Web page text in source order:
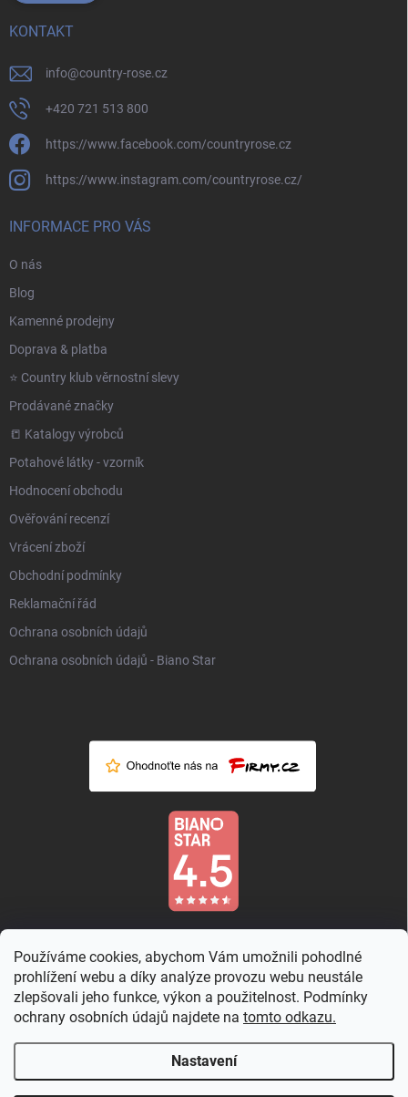
Používáme cookies, abychom Vám umožnili pohodlné
prohlížení webu a díky analýze provozu webu neustále
zlepšovali jeho funkce, výkon a použitelnost. Podmínky
ochrany osobních údajů najdete na tomto odkazu.
Nastavení
KONTAKT
info@country-rose.cz
+420 721 513 800
https://www.facebook.com/countryrose.cz
https://www.instagram.com/countryrose.cz/
INFORMACE PRO VÁS
O nás
Blog
Kamenné prodejny
Doprava & platba
⭐️ Country klub věrnostní slevy
Prodávané značky
📒 Katalogy výrobců
Potahové látky - vzorník
Hodnocení obchodu
Ověřování recenzí
Vrácení zboží
Obchodní podmínky
Reklamační řád
Ochrana osobních údajů
Ochrana osobních údajů - Biano Star